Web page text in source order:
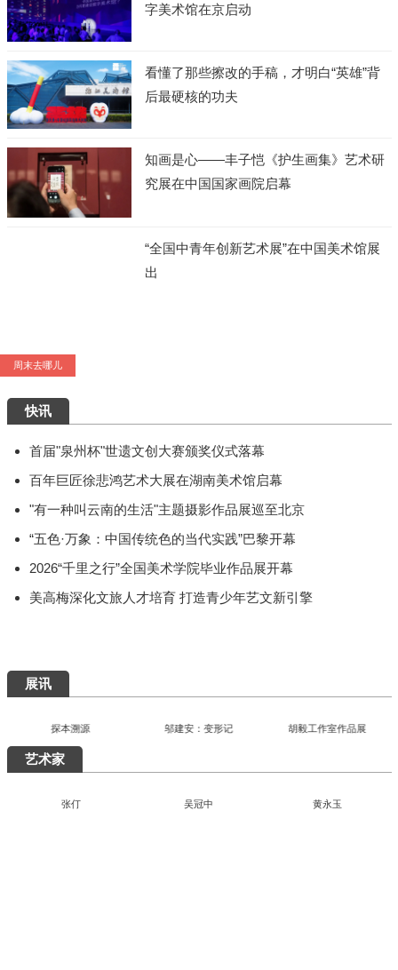
字美术馆在京启动
看懂了那些擦改的手稿，才明白“英雄”背
后最硬核的功夫
知画是心——丰子恺《护生画集》艺术研
究展在中国国家画院启幕
“全国中青年创新艺术展”在中国美术馆展
出
艺术5月，重磅展览扎堆来袭，有你想去的吗？
百年巨匠徐悲鸿艺术大展在湖南美术馆启幕
2026“千里之行”全国美术学院毕业作品展开幕
美高梅深化文旅人才培育 打造青少年艺文新引擎